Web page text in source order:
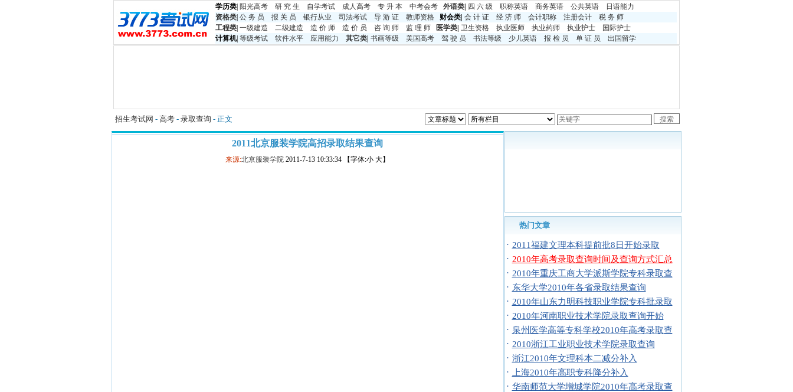
学历类 阳光高考 研 究 生 自学考试 成人高考 专 升 本 中考会考 外语类 四 六 级 职称英语 商务英语 公共英语
日语能力
资格类 公 务 员 报 关 员 银行从业 司法考试 导 游 证 教师资格 财会类| 会 计 证 经 济 师 会计职称 注册会计
税 务 师
工程类 一级建造 二级建造 造 价 师 造 价 员 咨 询 师 监 理 师 医学类 卫生资格 执业医师 执业药师 执业护士
国际护士
计算机| 等级考试 软件水平 应用能力 其它类 书画等级 美国高考 驾 驶 员 书法等级 少儿英语 报 检 员 单 证 员 出国留学
招生考试网 - 高考 - 录取查询 - 正文
2011北京服装学院高招录取结果查询
来源:北京服装学院 2011-7-13 10:33:34 【字体:小 大】
热门文章
· 2011福建文理本科提前批8日开始录取
· 2010年高考录取查询时间及查询方式汇总
· 2010年重庆工商大学派斯学院专科录取查
· 东华大学2010年各省录取结果查询
· 2010年山东力明科技职业学院专科批录取
· 2010年河南职业技术学院录取查询开始
· 泉州医学高等专科学校2010年高考录取查
· 2010浙江工业职业技术学院录取查询
· 浙江2010年文理科本二减分补入
·
上海2010年高职专科降分补入
· 华南师范大学增城学院2010年高考录取查